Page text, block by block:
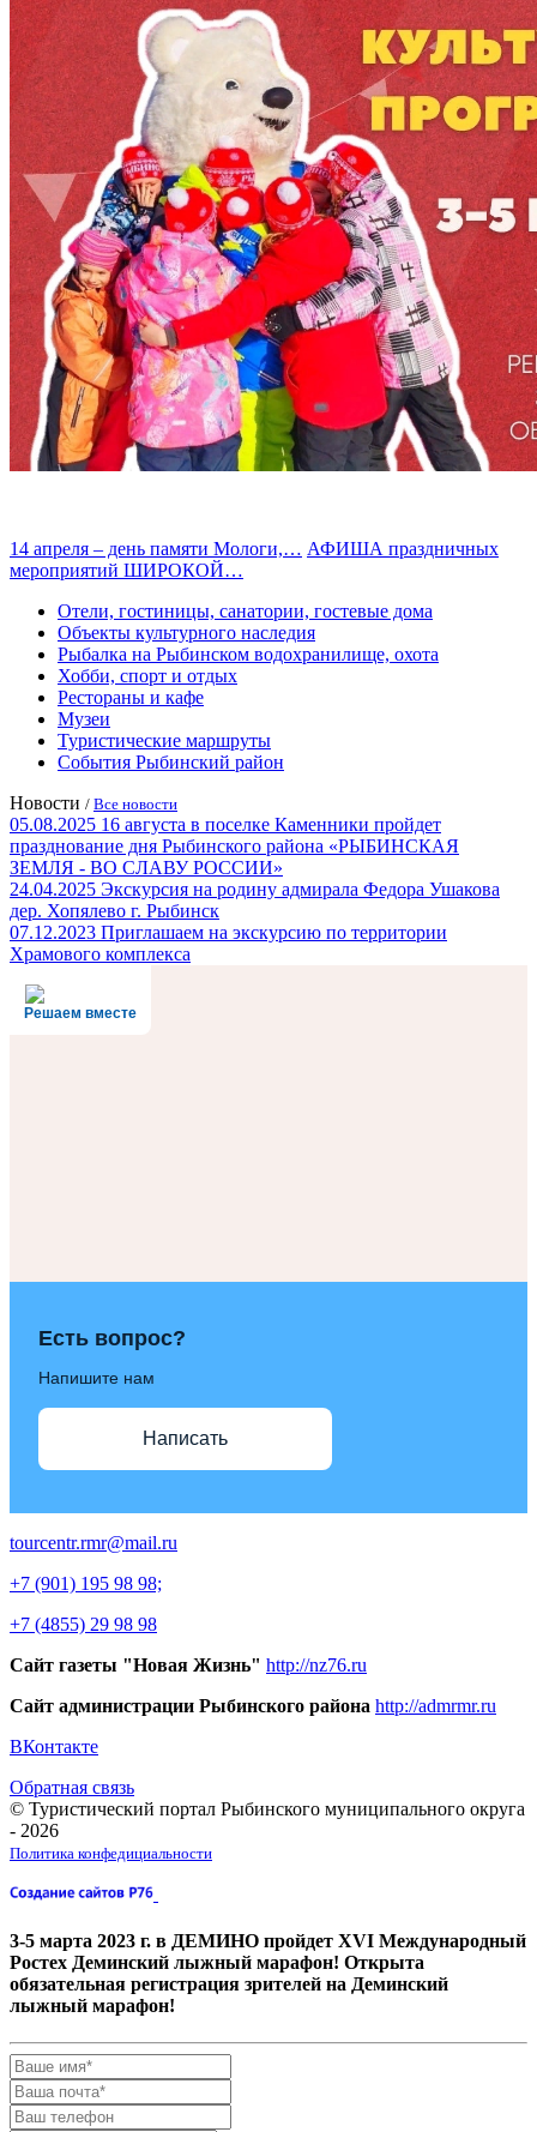
14 апреля – день памяти Мологи,… АФИША праздничных
мероприятий ШИРОКОЙ…
Отели, гостиницы, санатории, гостевые дома
Объекты культурного наследия
Рыбалка на Рыбинском водохранилище, охота
Хобби, спорт и отдых
Рестораны и кафе
Музеи
Туристические маршруты
События Рыбинский район
Новости / Все новости
05.08.2025 16 августа в поселке Каменники пройдет
празднование дня Рыбинского района «РЫБИНСКАЯ
ЗЕМЛЯ - ВО СЛАВУ РОССИИ»
24.04.2025 Экскурсия на родину адмирала Федора Ушакова
дер. Хопялево г. Рыбинск
07.12.2023 Приглашаем на экскурсию по территории
Храмового комплекса
Решаем вместе
Есть вопрос?
Напишите нам
Написать
tourcentr.rmr@mail.ru
+7 (901) 195 98 98;
+7 (4855) 29 98 98
Сайт газеты "Новая Жизнь" http://nz76.ru
Сайт администрации Рыбинского района http://admrmr.ru
ВКонтакте
Обратная связь
© Туристический портал Рыбинского муниципального округа
- 2026
Политика конфедициальности
3-5 марта 2023 г. в ДЕМИНО пройдет XVI Международный
Ростех Деминский лыжный марафон! Открыта
обязательная регистрация зрителей на Деминский
лыжный марафон!